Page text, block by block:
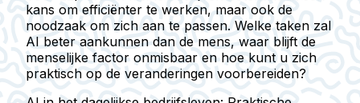
kans om efficiënter te werken, maar ook de
noodzaak om zich aan te passen. Welke taken zal
AI beter aankunnen dan de mens, waar blijft de
menselijke factor onmisbaar en hoe kunt u zich
praktisch op de veranderingen voorbereiden?